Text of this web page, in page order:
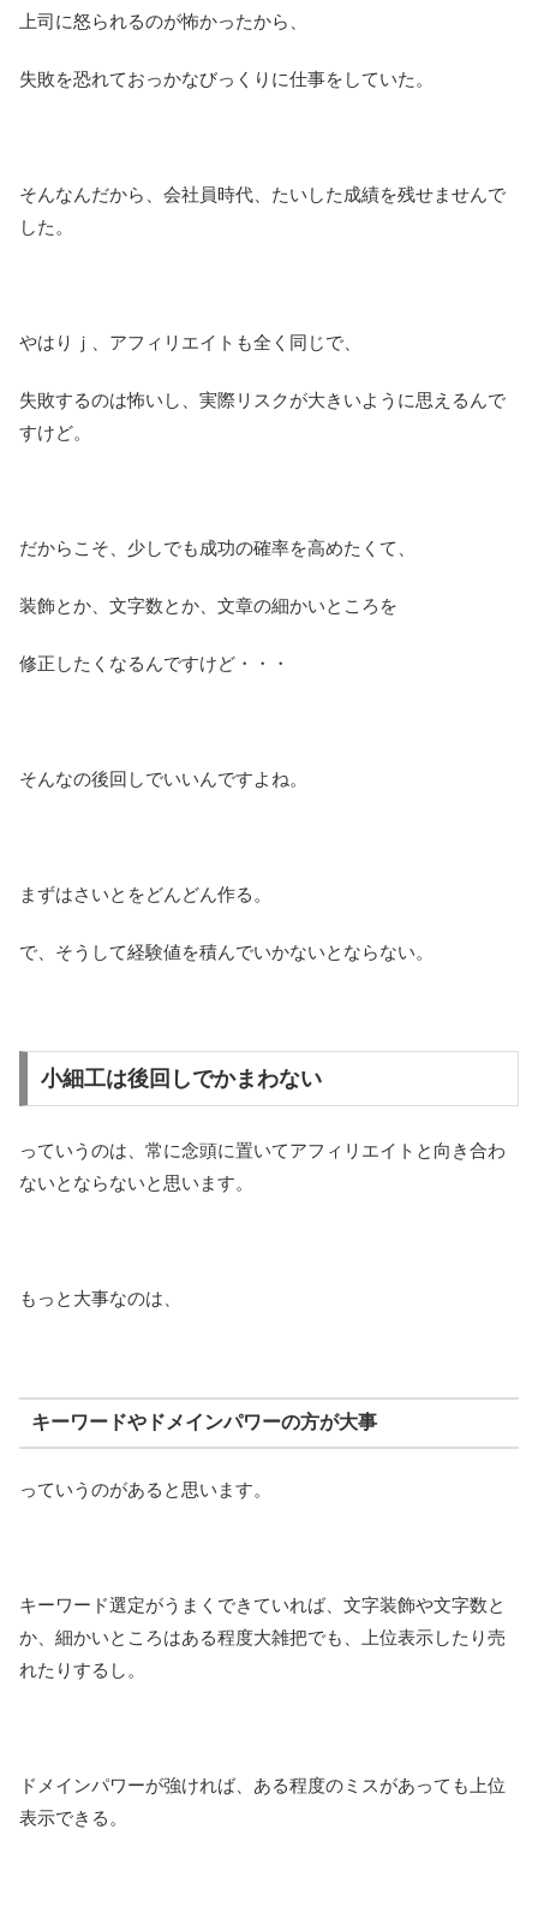
上司に怒られるのが怖かったから、
失敗を恐れておっかなびっくりに仕事をしていた。
そんなんだから、会社員時代、たいした成績を残せませんで
した。
やはりｊ、アフィリエイトも全く同じで、
失敗するのは怖いし、実際リスクが大きいように思えるんで
すけど。
だからこそ、少しでも成功の確率を高めたくて、
装飾とか、文字数とか、文章の細かいところを
修正したくなるんですけど・・・
そんなの後回しでいいんですよね。
まずはさいとをどんどん作る。
で、そうして経験値を積んでいかないとならない。
小細工は後回しでかまわない
っていうのは、常に念頭に置いてアフィリエイトと向き合わ
ないとならないと思います。
もっと大事なのは、
キーワードやドメインパワーの方が大事
っていうのがあると思います。
キーワード選定がうまくできていれば、文字装飾や文字数と
か、細かいところはある程度大雑把でも、上位表示したり売
れたりするし。
ドメインパワーが強ければ、ある程度のミスがあっても上位
表示できる。